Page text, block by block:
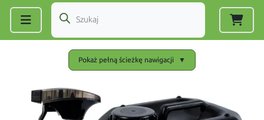
Pokaż pełną ścieżkę nawigacji ▼